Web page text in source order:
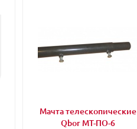
Мачта телескопические
Qbor МТ-ПО-6